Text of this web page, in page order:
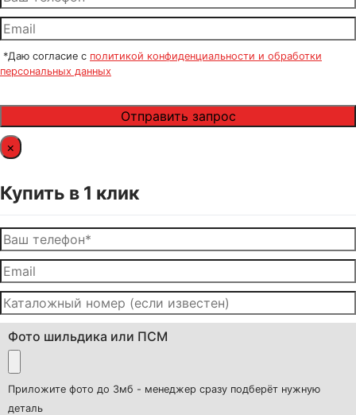
*Даю согласие с политикой конфиденциальности и обработки
персональных данных
×
Купить в 1 клик
Фото шильдика или ПСМ
Приложите фото до 3мб - менеджер сразу подберёт нужную
деталь